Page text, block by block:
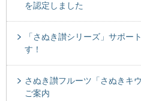
を認定しました
「さぬき讃シリーズ」サポー
す！
さぬき讃フルーツ「さぬきキ
ご案内